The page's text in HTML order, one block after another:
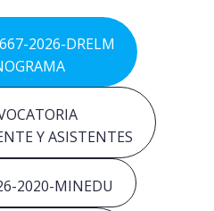
2026-DRELM
Y ASISTENTES
2020-MINEDU